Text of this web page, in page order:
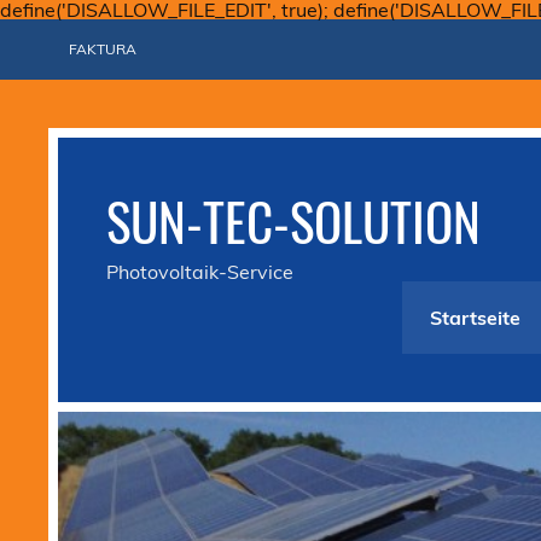
define('DISALLOW_FILE_EDIT', true);
FAKTURA
SUN-TEC-SOLUTION
Photovoltaik-Service
Startseite